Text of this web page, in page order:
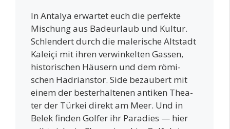
In Anta­lya erwar­tet euch die per­fek­te
Mischung aus Bade­ur­laub und Kul­tur.
Schlen­dert durch die male­ri­sche Alt­stadt
Kalei­çi mit ihren ver­win­kel­ten Gas­sen,
his­to­ri­schen Häu­sern und dem römi­
schen Hadri­ans­tor. Side bezau­bert mit
einem der best­erhal­te­nen anti­ken Thea­
ter der Tür­kei direkt am Meer. Und in
Belek fin­den Gol­fer ihr Para­dies — hier